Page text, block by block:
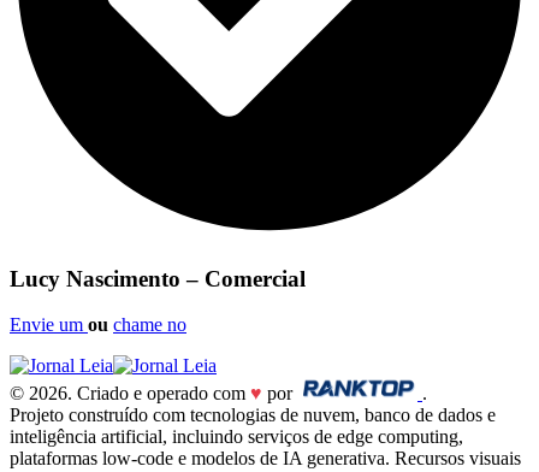
Lucy Nascimento – Comercial
Envie um ou chame no
© 2026. Criado e operado com ♥ por
.
Projeto construído com tecnologias de nuvem, banco de dados e
inteligência artificial, incluindo serviços de edge computing,
plataformas low-code e modelos de IA generativa. Recursos visuais